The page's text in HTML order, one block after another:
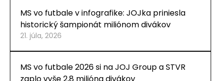
MS vo futbale v infografike: JOJka priniesla
historický šampionát miliónom divákov
21. júla, 2026
MS vo futbale 2026 si na JOJ Group a STVR